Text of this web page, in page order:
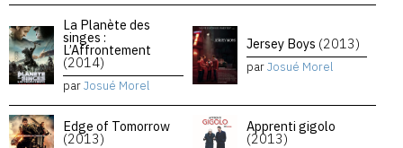
La Planète des
singes :
L’Affrontement
(2014)
parJosué Morel
Jersey Boys (2013)
parJosué Morel
Edge of Tomorrow
(2013)
Apprenti gigolo
(2013)